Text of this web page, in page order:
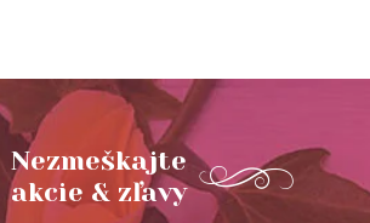
Nezmeškajte
akcie & zľavy